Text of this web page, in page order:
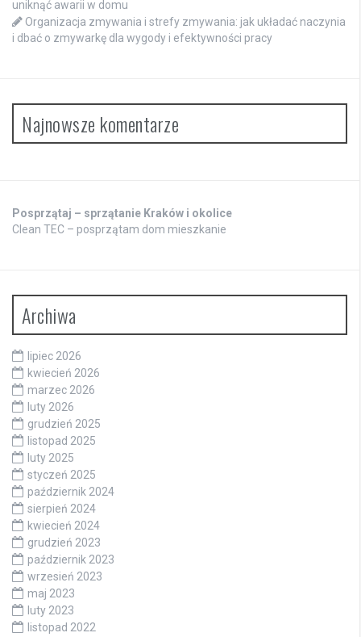
uniknąć awarii w domu
Organizacja zmywania i strefy zmywania: jak układać naczynia
i dbać o zmywarkę dla wygody i efektywności pracy
Najnowsze komentarze
Posprzątaj – sprzątanie Kraków i okolice
Clean TEC – posprzątam dom mieszkanie
Archiwa
lipiec 2026
kwiecień 2026
marzec 2026
luty 2026
grudzień 2025
listopad 2025
luty 2025
styczeń 2025
październik 2024
sierpień 2024
kwiecień 2024
grudzień 2023
październik 2023
wrzesień 2023
maj 2023
luty 2023
listopad 2022